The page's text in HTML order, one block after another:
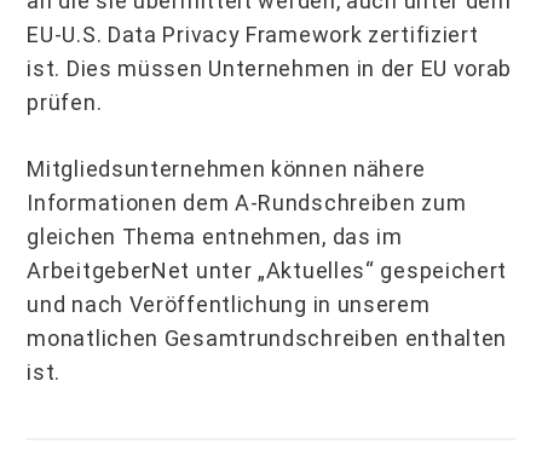
EU-U.S. Data Privacy Framework zertifiziert
ist. Dies müssen Unternehmen in der EU vorab
prüfen.
Mitgliedsunternehmen können nähere
Informationen dem A-Rundschreiben zum
gleichen Thema entnehmen, das im
ArbeitgeberNet unter „Aktuelles“ gespeichert
und nach Veröffentlichung in unserem
monatlichen Gesamtrundschreiben enthalten
ist.